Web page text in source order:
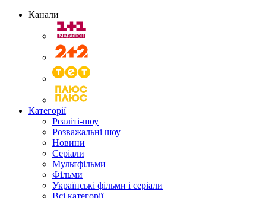
Канали
Категорії
Реаліті-шоу
Розважальні шоу
Новини
Серіали
Мультфільми
Фільми
Українські фільми і серіали
Всі категорії